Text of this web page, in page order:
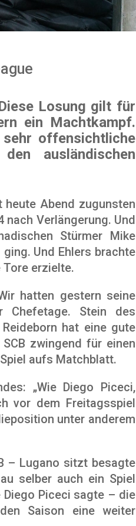
Losung gilt für
ein Machtkampf.
offensichtliche
ausländischen
heute Abend zugunsten
nach Verlängerung. Und
Stürmer Mike
Und Ehlers brachte
erzielte.
hatten gestern seine
Chefetage. Stein des
hat eine gute
zwingend für einen
aufs Matchblatt.
„Wie Diego Piceci,
vor dem Freitagsspiel
unter anderem
– Lugano sitzt besagte
selber auch ein Spiel
Piceci sagte – die
Saison eine weiter